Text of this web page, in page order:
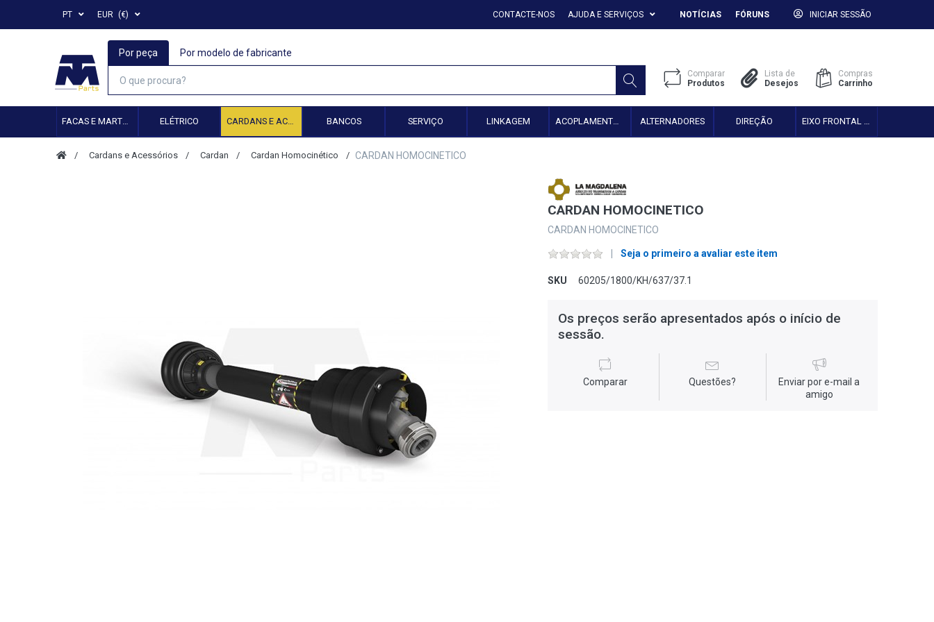
PT EUR (€) CONTACTE-NOS AJUDA E SERVIÇOS NOTÍCIAS FÓRUNS INICIAR SESSÃO
Por peça Por modelo de fabricante
Comparar
Produtos
Lista de
Desejos
Compras
Carrinho
ELÉTRICO CARDANS E ACESSÓRIOS BANCOS SERVIÇO LINKAGEM ACOPLAMENTO HIDRÁULICO ALTERNADORES DIREÇÃO
Cardans e Acessórios Cardan Cardan Homocinético CARDAN HOMOCINETICO
CARDAN HOMOCINETICO
CARDAN HOMOCINETICO
Seja o primeiro a avaliar este item
SKU 60205/1800/KH/637/37.1
Os preços serão apresentados após o início de
sessão.
Comparar Questões?
Enviar por e-mail a
amigo